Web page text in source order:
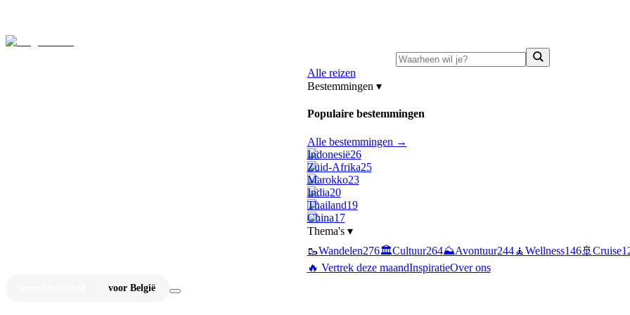
Alle reizen
Bestemmingen ▾
Populaire bestemmingen
Alle bestemmingen →
Indonesië26
Zuid-Afrika25
Marokko23
India20
Thailand19
China17
Thema's ▾
🥾Wandelen276🏛️Cultuur264⛰️Avontuur244🧘Wellness146🚢 Cruise
🔥 Vertrek deze maandInspiratieOver ons
voor België